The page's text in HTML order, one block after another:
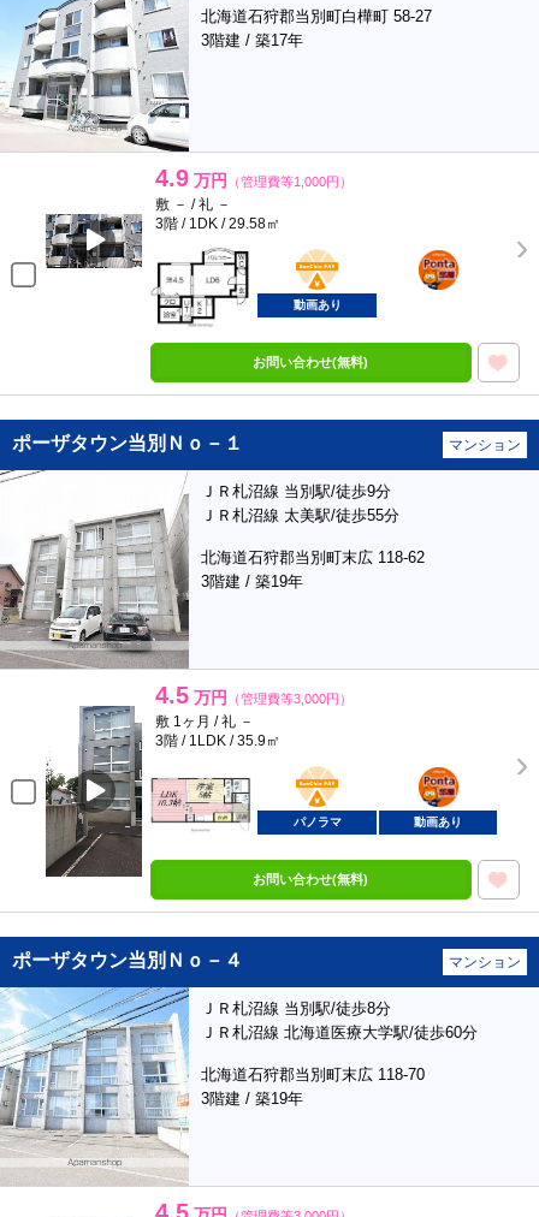
北海道石狩郡当別町白樺町 58-27
3階建 / 築17年
4.9 万円 （管理費等1,000円）
敷 － / 礼 －
3階 / 1DK / 29.58㎡
BunChinPAY
ポンタ
部屋
動画あり
お問い合わせ(無料)
ポーザタウン当別Ｎｏ－１ マンション
ＪＲ札沼線 当別駅/徒歩9分
ＪＲ札沼線 太美駅/徒歩55分
北海道石狩郡当別町末広 118-62
3階建 / 築19年
4.5 万円 （管理費等3,000円）
敷 1ヶ月 / 礼 －
3階 / 1LDK / 35.9㎡
BunChinPAY
ポンタ
部屋
パノラマ 動画あり
お問い合わせ(無料)
ポーザタウン当別Ｎｏ－４ マンション
ＪＲ札沼線 当別駅/徒歩8分
ＪＲ札沼線 北海道医療大学駅/徒歩60分
北海道石狩郡当別町末広 118-70
3階建 / 築19年